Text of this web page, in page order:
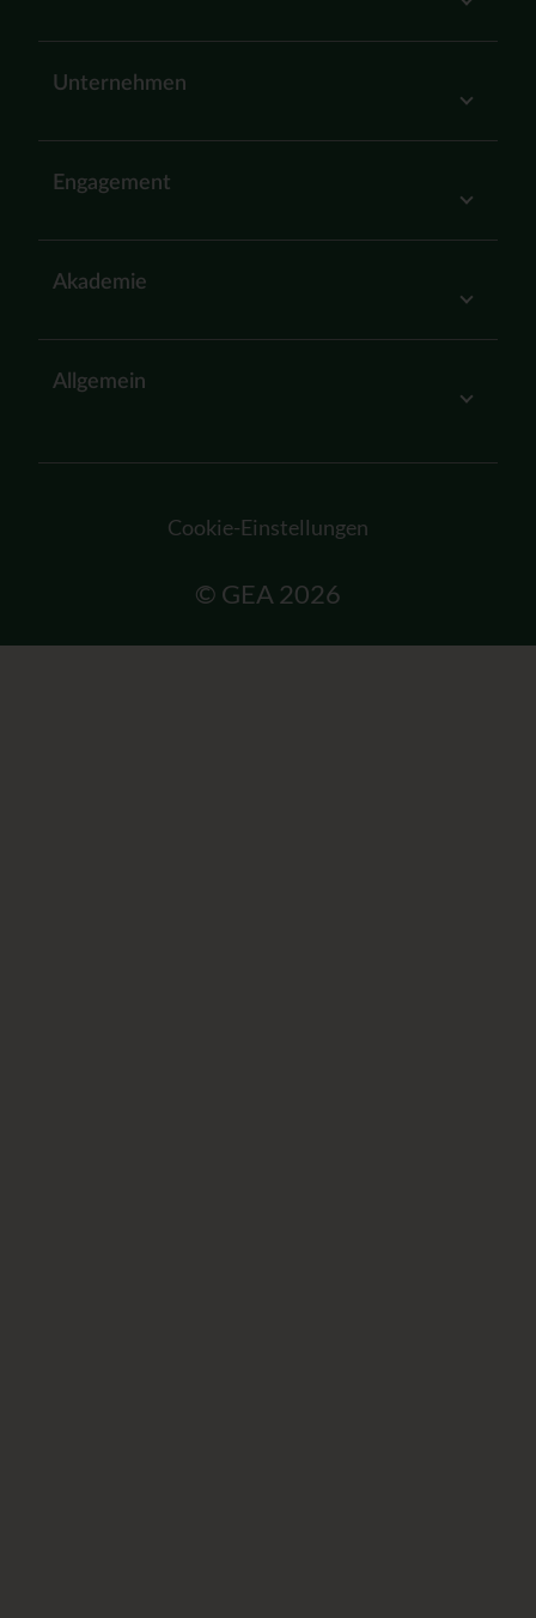
Unternehmen
Engagement
Akademie
Allgemein
© GEA 2026
Cookie-Einstellungen